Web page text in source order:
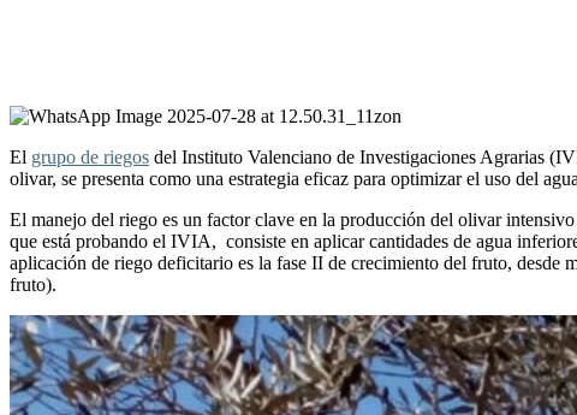
El grupo de riegos del Instituto Valenciano de Investigaciones Agrarias
olivar, se presenta como una estrategia eficaz para optimizar el uso del
El manejo del riego es un factor clave en la producción del olivar
que está probando el IVIA, consiste en aplicar cantidades de agua
aplicación de riego deficitario es la fase II de crecimiento del fruto, desde
fruto).